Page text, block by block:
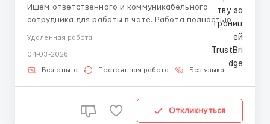
Ищем ответственного и коммуникабельного
сотрудника для работы в чате. Работа полностью
дистанционная — идеально подходит для тех, кто
основные обязанности: • Ведение диалогов с
клиентами на платформе в текстовом формате •
Удаленная работа
04-03-2026
Без опыта Постоянная работа Без языка
Откликнуться